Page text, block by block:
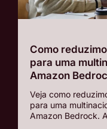
Como
para uma
Amazon
Veja como
para uma
Amazon Bedrock.